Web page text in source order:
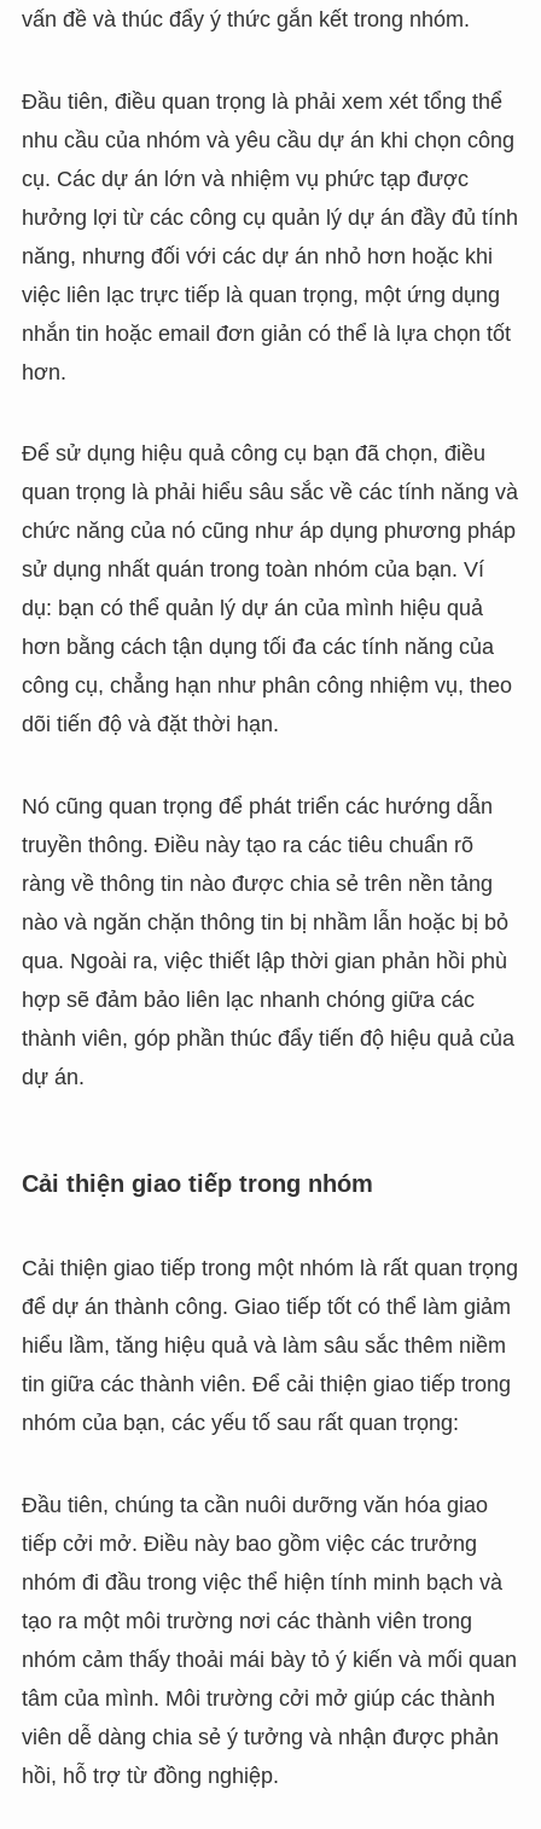
vấn đề và thúc đẩy ý thức gắn kết trong nhóm.
Đầu tiên, điều quan trọng là phải xem xét tổng thể
nhu cầu của nhóm và yêu cầu dự án khi chọn công
cụ. Các dự án lớn và nhiệm vụ phức tạp được
hưởng lợi từ các công cụ quản lý dự án đầy đủ tính
năng, nhưng đối với các dự án nhỏ hơn hoặc khi
việc liên lạc trực tiếp là quan trọng, một ứng dụng
nhắn tin hoặc email đơn giản có thể là lựa chọn tốt
hơn.
Để sử dụng hiệu quả công cụ bạn đã chọn, điều
quan trọng là phải hiểu sâu sắc về các tính năng và
chức năng của nó cũng như áp dụng phương pháp
sử dụng nhất quán trong toàn nhóm của bạn. Ví
dụ: bạn có thể quản lý dự án của mình hiệu quả
hơn bằng cách tận dụng tối đa các tính năng của
công cụ, chẳng hạn như phân công nhiệm vụ, theo
dõi tiến độ và đặt thời hạn.
Nó cũng quan trọng để phát triển các hướng dẫn
truyền thông. Điều này tạo ra các tiêu chuẩn rõ
ràng về thông tin nào được chia sẻ trên nền tảng
nào và ngăn chặn thông tin bị nhầm lẫn hoặc bị bỏ
qua. Ngoài ra, việc thiết lập thời gian phản hồi phù
hợp sẽ đảm bảo liên lạc nhanh chóng giữa các
thành viên, góp phần thúc đẩy tiến độ hiệu quả của
dự án.
Cải thiện giao tiếp trong nhóm
Cải thiện giao tiếp trong một nhóm là rất quan trọng
để dự án thành công. Giao tiếp tốt có thể làm giảm
hiểu lầm, tăng hiệu quả và làm sâu sắc thêm niềm
tin giữa các thành viên. Để cải thiện giao tiếp trong
nhóm của bạn, các yếu tố sau rất quan trọng:
Đầu tiên, chúng ta cần nuôi dưỡng văn hóa giao
tiếp cởi mở. Điều này bao gồm việc các trưởng
nhóm đi đầu trong việc thể hiện tính minh bạch và
tạo ra một môi trường nơi các thành viên trong
nhóm cảm thấy thoải mái bày tỏ ý kiến và mối quan
tâm của mình. Môi trường cởi mở giúp các thành
viên dễ dàng chia sẻ ý tưởng và nhận được phản
hồi, hỗ trợ từ đồng nghiệp.